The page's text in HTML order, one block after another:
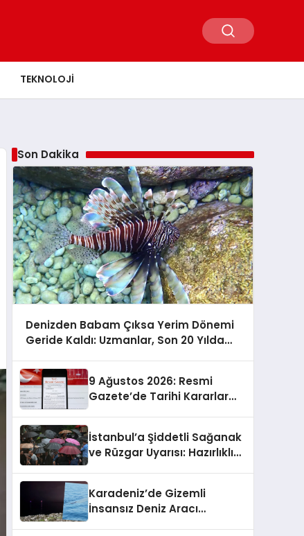
TEKNOLOJI
Son Dakika
Denizden Babam Çıksa Yerim Dönemi
Geride Kaldı: Uzmanlar, Son 20 Yılda
9 Ağustos 2026: Resmi
Gazete’de Tarihi Kararlar
İstanbul’a Şiddetli Sağanak
ve Rüzgar Uyarısı: Hazırlıklı
Karadeniz’de Gizemli
İnsansız Deniz Aracı